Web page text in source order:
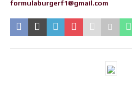
formulaburgerf1@gmail.com